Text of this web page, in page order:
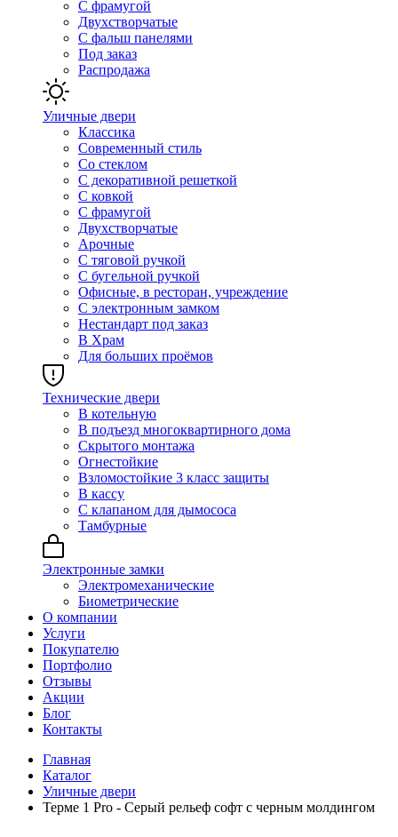
С фрамугой
Двухстворчатые
С фальш панелями
Под заказ
Распродажа
Уличные двери
Классика
Современный стиль
Со стеклом
С декоративной решеткой
С ковкой
С фрамугой
Двухстворчатые
Арочные
С тяговой ручкой
С бугельной ручкой
Офисные, в ресторан, учреждение
С электронным замком
Нестандарт под заказ
В Храм
Для больших проёмов
Технические двери
В котельную
В подъезд многоквартирного дома
Скрытого монтажа
Огнестойкие
Взломостойкие 3 класс защиты
В кассу
С клапаном для дымососа
Тамбурные
Электронные замки
Электромеханические
Биометрические
О компании
Услуги
Покупателю
Портфолио
Отзывы
Акции
Блог
Контакты
Главная
Каталог
Уличные двери
Терме 1 Pro - Серый рельеф софт с черным молдингом